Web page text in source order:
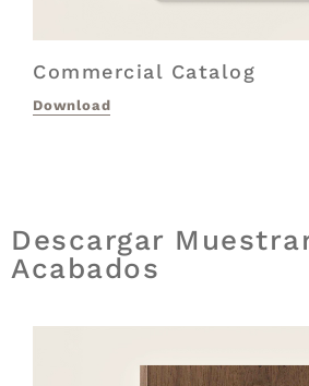
Commercial Catalog
Download
Descargar
Acabados